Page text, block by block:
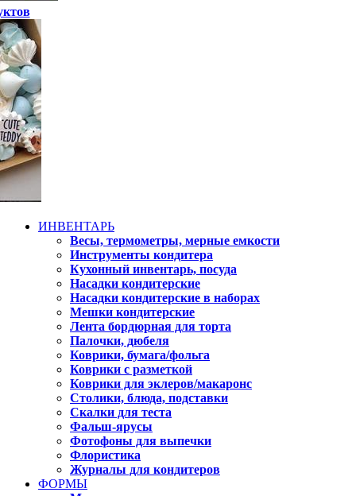
ИНВЕНТАРЬ
Весы, термометры, мерные емкости
Инструменты кондитера
Кухонный инвентарь, посуда
Насадки кондитерские
Насадки кондитерские в наборах
Мешки кондитерские
Лента бордюрная для торта
Палочки, дюбеля
Коврики, бумага/фольга
Коврики с разметкой
Коврики для эклеров/макаронс
Столики, блюда, подставки
Скалки для теста
Фальш-ярусы
Фотофоны для выпечки
Флористика
Журналы для кондитеров
ФОРМЫ